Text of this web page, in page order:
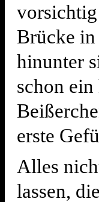
Brücke
hinunter
schon
erste
Alles
lassen,